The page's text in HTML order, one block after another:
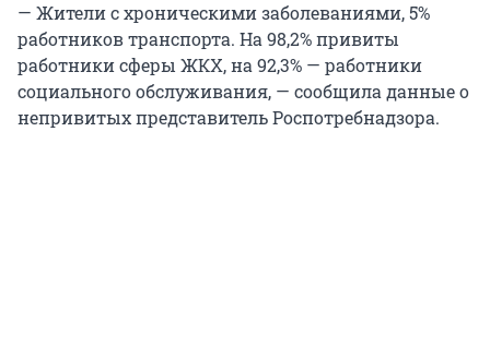
— Жители с хроническими заболеваниями, 5%
работников транспорта. На 98,2% привиты
работники сферы ЖКХ, на 92,3% — работники
социального обслуживания, — сообщила данные о
непривитых представитель Роспотребнадзора.